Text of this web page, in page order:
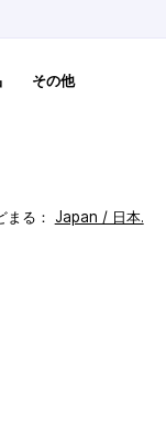
その他
る： Japan / 日本.